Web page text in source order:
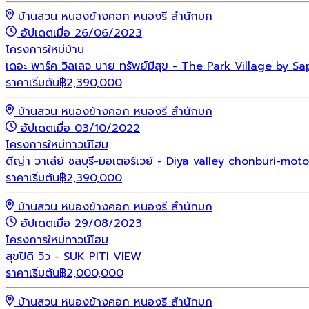
บ้านสวน หนองข้างคอก หนองรี สำนักบก
อัปเดตเมื่อ 26/06/2023
โครงการใหม่บ้าน
เดอะ พาร์ค วิลเลจ บาย ทรัพย์มีสุข - The Park Village by
ราคาเริ่มต้น฿2,390,000
บ้านสวน หนองข้างคอก หนองรี สำนักบก
อัปเดตเมื่อ 03/10/2022
โครงการใหม่ทาวน์โฮม
ดีญ่า วาเล่ย์ ชลบุรี-มอเตอร์เวย์ - Diya valley chonburi-
ราคาเริ่มต้น฿2,390,000
บ้านสวน หนองข้างคอก หนองรี สำนักบก
อัปเดตเมื่อ 29/08/2023
โครงการใหม่ทาวน์โฮม
สุขปิติ วิว - SUK PITI VIEW
ราคาเริ่มต้น฿2,000,000
บ้านสวน หนองข้างคอก หนองรี สำนักบก